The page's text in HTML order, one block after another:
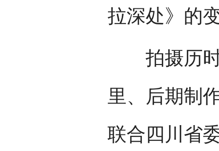
拉深处》的
拍摄历时
里、后期制
联合四川省